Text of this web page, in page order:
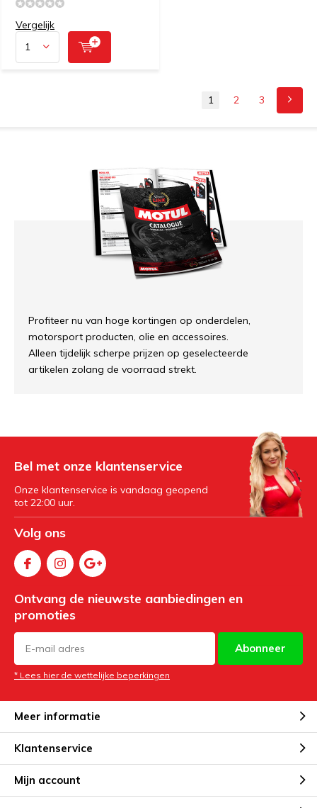
Vergelijk
1 2 3
Profiteer nu van hoge kortingen op onderdelen,
motorsport producten, olie en accessoires.
Alleen tijdelijk scherpe prijzen op geselecteerde
artikelen zolang de voorraad strekt.
Bel met onze klantenservice
Onze klantenservice is vandaag geopend
tot 22:00 uur.
Volg ons
Ontvang de nieuwste aanbiedingen en
promoties
Abonneer
* Lees hier de wettelijke beperkingen
Meer informatie
Klantenservice
Mijn account